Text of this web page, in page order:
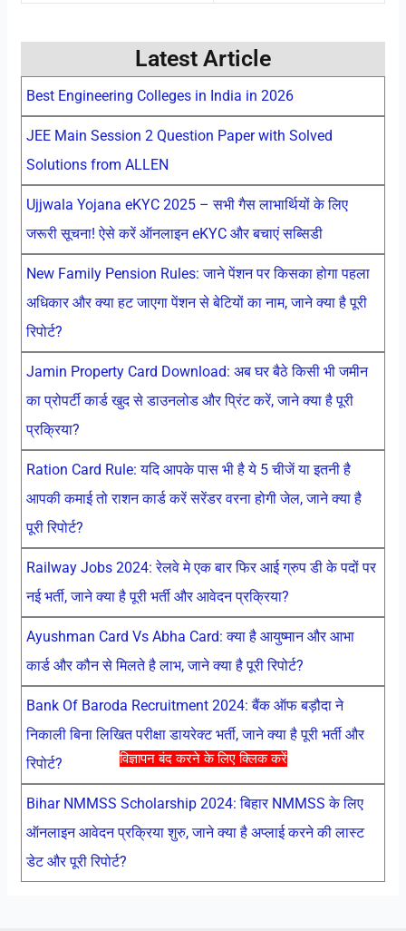
विज्ञापन बंद करने के लिए क्लिक करें
Latest Article
Best Engineering Colleges in India in 2026
JEE Main Session 2 Question Paper with Solved
Solutions from ALLEN
Ujjwala Yojana eKYC 2025 – सभी गैस लाभार्थियों के लिए
जरूरी सूचना! ऐसे करें ऑनलाइन eKYC और बचाएं सब्सिडी
New Family Pension Rules: जाने पेंशन पर किसका होगा पहला
अधिकार और क्या हट जाएगा पेंशन से बेटियों का नाम, जाने क्या है पूरी
रिपोर्ट?
Jamin Property Card Download: अब घर बैठे किसी भी जमीन
का प्रोपर्टी कार्ड खुद से डाउनलोड और प्रिंट करें, जाने क्या है पूरी
प्रक्रिया?
Ration Card Rule: यदि आपके पास भी है ये 5 चीजें या इतनी है
आपकी कमाई तो राशन कार्ड करें सरेंडर वरना होगी जेल, जाने क्या है
पूरी रिपोर्ट?
Railway Jobs 2024: रेलवे मे एक बार फिर आई ग्रुप डी के पदों पर
नई भर्ती, जाने क्या है पूरी भर्ती और आवेदन प्रक्रिया?
Ayushman Card Vs Abha Card: क्या है आयुष्मान और आभा
कार्ड और कौन से मिलते है लाभ, जाने क्या है पूरी रिपोर्ट?
Bank Of Baroda Recruitment 2024: बैंक ऑफ बड़ौदा ने
निकाली बिना लिखित परीक्षा डायरेक्ट भर्ती, जाने क्या है पूरी भर्ती और
रिपोर्ट?
Bihar NMMSS Scholarship 2024: बिहार NMMSS के लिए
ऑनलाइन आवेदन प्रक्रिया शुरु, जाने क्या है अप्लाई करने की लास्ट
डेट और पूरी रिपोर्ट?